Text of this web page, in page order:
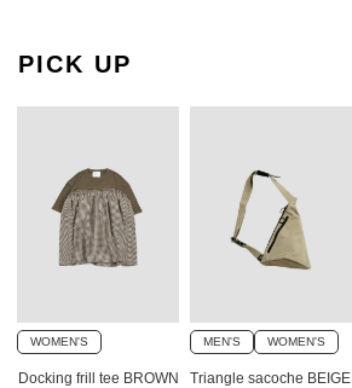
PICK UP
WOMEN'S
Docking frill tee BROWN
MEN'S WOMEN'S
Triangle sacoche BEIGE